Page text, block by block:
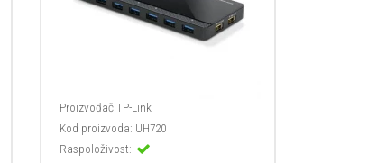
ProizvođačTP-Link
Kod proizvoda: UH720
Raspoloživost: